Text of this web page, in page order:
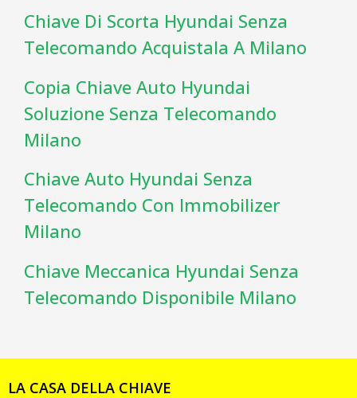
Chiave Di Scorta Hyundai Senza
Telecomando Acquistala A Milano
Copia Chiave Auto Hyundai
Soluzione Senza Telecomando
Milano
Chiave Auto Hyundai Senza
Telecomando Con Immobilizer
Milano
Chiave Meccanica Hyundai Senza
Telecomando Disponibile Milano
LA CASA DELLA CHIAVE